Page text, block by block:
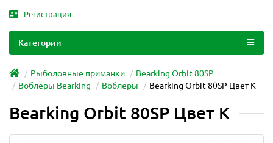
Регистрация
Категории
Рыболовные приманки
Bearking Orbit 80SP
Воблеры Bearking
Воблеры Bearking Orbit 80SP Цвет K
Bearking Orbit 80SP Цвет K